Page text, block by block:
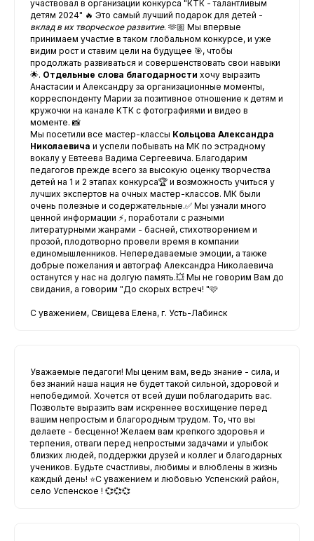
участвовал в организации конкурса "КТК - талантливым
детям 2024" 🔥 Это самый лучший подарок для детей -
вклад в их творческое развитие. 🫶🏼 Мы впервые
принимаем участие в таком глобальном конкурсе, и уже
видим рост и ставим цели на будущее 🎯, чтобы
продолжать развиваться и совершенствовать свои навыки
🌟. Отдельные слова благодарности хочу выразить
Анастасии и Александру за организационные моменты,
корреспонденту Марии за позитивное отношение к детям и
кружочки на канале КТК с фотографиями и видео в
моменте. 📸
Мы посетили все мастер-классы Кольцова Александра
Николаевича и успели побывать на МК по эстрадному
вокалу у Евтеева Вадима Сергеевича. Благодарим
педагогов прежде всего за высокую оценку творчества
детей на 1 и 2 этапах конкурса🏆 и возможность учиться у
лучших экспертов на очных мастер-классов. МК были
очень полезные и содержательные.✅ Мы узнали много
ценной информации ⚡️, поработали с разными
литературными жанрами - басней, стихотворением и
прозой, плодотворно провели время в компании
единомышленников. Непередаваемые эмоции, а также
добрые пожелания и автограф Александра Николаевича
останутся у нас на долгую память.💥 Мы не говорим Вам до
свидания, а говорим "До скорых встреч! "🩷
С уважением, Свищева Елена, г. Усть-Лабинск
Уважаемые педагоги! Мы ценим вам, ведь знание - сила, и
без знаний наша нация не будет такой сильной, здоровой и
непобедимой. Хочется от всей души поблагодарить вас.
Позвольте выразить вам искреннее восхищение перед
вашим непростым и благородным трудом. То, что вы
делаете - бесценно! Желаем вам крепкого здоровья и
терпения, отваги перед непростыми задачами и улыбок
близких людей, поддержки друзей и коллег и благодарных
учеников. Будьте счастливы, любимы и влюблены в жизнь
каждый день! ⭐️С уважением и любовью Успенский район,
село Успенское ! 💞💞💞